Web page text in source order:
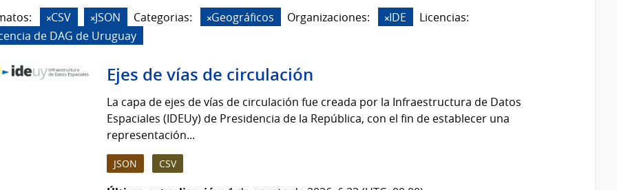
CSV JSON Categorias: Geográficos Organizaciones: IDE
Licencias:
de DAG de Uruguay
Ejes de vías de circulación
La capa de ejes de vías de circulación fue creada por la Infraestructura de Datos
Espaciales (IDEUy) de Presidencia de la República, con el fin de establecer una
representación...
JSON CSV